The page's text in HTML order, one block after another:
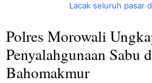
Lacak seluruh pasar
Polres Morowali
Penyalahgunaan Sabu
Bahomakmur